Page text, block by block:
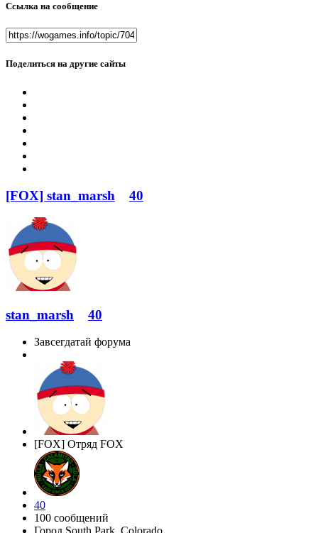
Ссылка на сообщение
Поделиться на другие сайты
[FOX] stan_marsh 40
stan_marsh 40
Завсегдатай форума
[FOX] Отряд FOX
40
100 сообщений